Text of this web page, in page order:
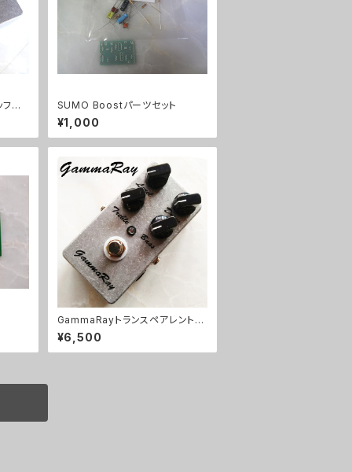
ァ SUMO Boostパーツセット
¥1,000
GammaRayトランスペアレント系
ODキット【BASIC KIT】
¥6,500